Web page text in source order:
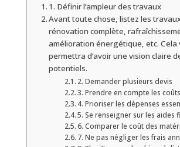
1. Définir l’ampleur des travaux
Avant toute chose, listez les
rénovation complète,
amélioration énergétique, etc. Cela
permettra d’avoir une vision claire
potentiels.
2. Demander plusieurs devis
3. Prendre en compte les
4. Prioriser les dépenses
5. Se renseigner sur les aides
6. Comparer le coût des
7. Ne pas négliger les frais